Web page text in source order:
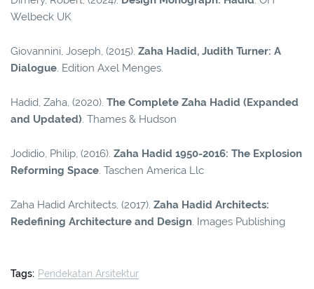
Welbeck UK
Giovannini, Joseph, (2015). Zaha Hadid, Judith Turner: A
Dialogue. Edition Axel Menges.
Hadid, Zaha, (2020). The Complete Zaha Hadid (Expanded
and Updated). Thames & Hudson
Jodidio, Philip, (2016). Zaha Hadid 1950-2016: The Explosion
Reforming Space. Taschen America Llc
Zaha Hadid Architects, (2017). Zaha Hadid Architects:
Redefining Architecture and Design. Images Publishing
Tags: Pendekatan Arsitektur